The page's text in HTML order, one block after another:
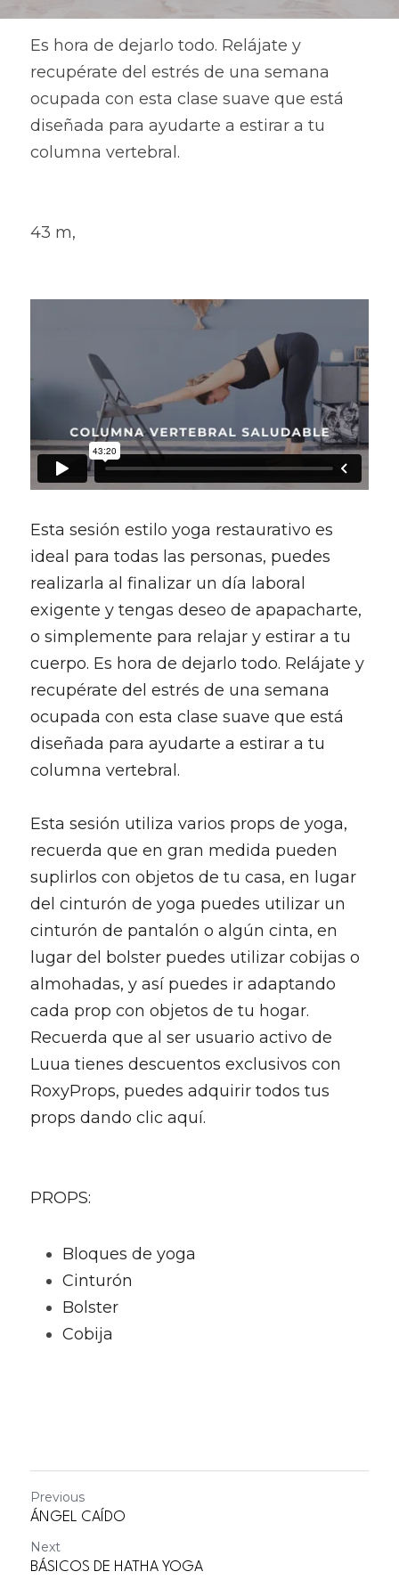
Es hora de dejarlo todo. Relájate y
recupérate del estrés de una semana
ocupada con esta clase suave que está
diseñada para ayudarte a estirar a tu
columna vertebral.
43 m,
Esta sesión estilo yoga restaurativo es
ideal para todas las personas, puedes
realizarla al finalizar un día laboral
exigente y tengas deseo de apapacharte,
o simplemente para relajar y estirar a tu
cuerpo. Es hora de dejarlo todo. Relájate y
recupérate del estrés de una semana
ocupada con esta clase suave que está
diseñada para ayudarte a estirar a tu
columna vertebral.
Esta sesión utiliza varios props de yoga,
recuerda que en gran medida pueden
suplirlos con objetos de tu casa, en lugar
del cinturón de yoga puedes utilizar un
cinturón de pantalón o algún cinta, en
lugar del bolster puedes utilizar cobijas o
almohadas, y así puedes ir adaptando
cada prop con objetos de tu hogar.
Recuerda que al ser usuario activo de
Luua tienes descuentos exclusivos con
RoxyProps, puedes adquirir todos tus
props dando clic aquí.
PROPS:
Bloques de yoga
Cinturón
Bolster
Cobija
Previous
ÁNGEL CAÍDO
Next
BÁSICOS DE HATHA YOGA